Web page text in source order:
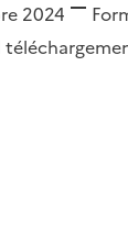
2024